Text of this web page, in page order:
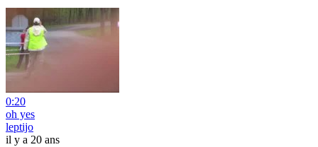
0:20
oh yes
leptijo
il y a 20 ans